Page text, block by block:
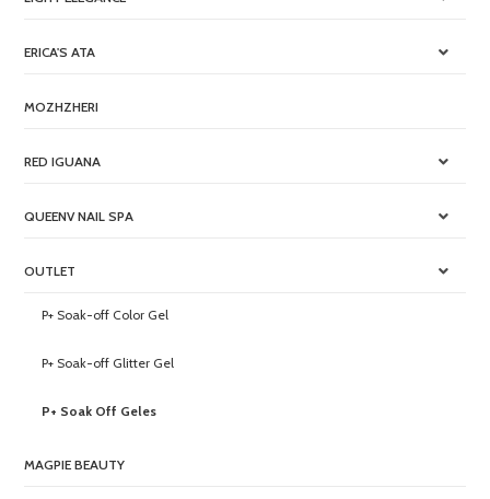
ERICA'S ATA
MOZHZHERI
RED IGUANA
QUEENV NAIL SPA
OUTLET
P+ Soak-off Color Gel
P+ Soak-off Glitter Gel
P+ Soak Off Geles
MAGPIE BEAUTY